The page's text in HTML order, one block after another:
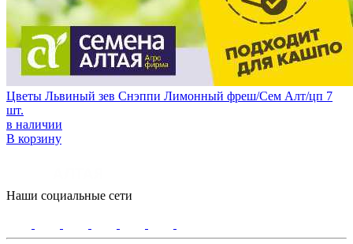
Цветы Львиный зев Снэппи Лимонный фреш/Сем Алт/цп 7
шт.
в наличии
В корзину
Наши социальные сети